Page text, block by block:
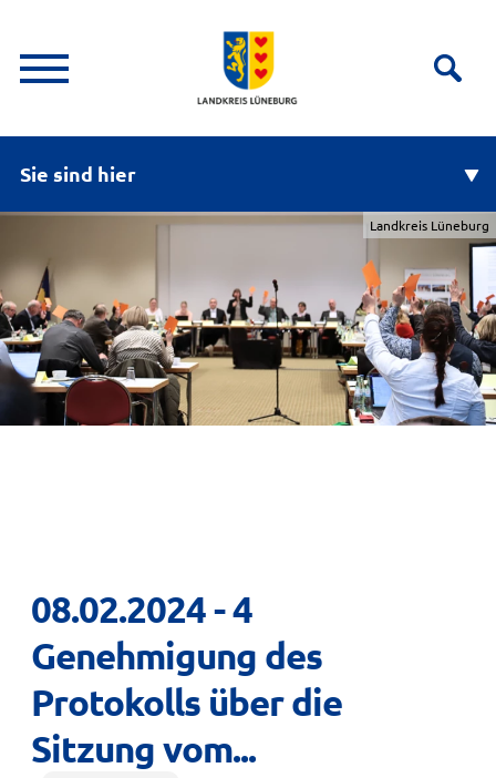
Sie sind hier
Landkreis Lüneburg
08.02.2024 - 4
Genehmigung des
Protokolls über die
Sitzung vom...